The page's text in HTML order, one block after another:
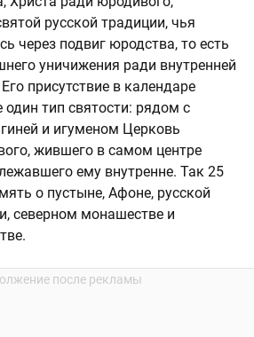
русской традиции, чья
через подвиг юродства, то есть
уничижения ради внутренней
присутствие в календаре
тип святости: рядом с
и игуменом Церковь
жившего в самом центре
ему внутренне. Так 25
о пустыне, Афоне, русской
северном монашестве и